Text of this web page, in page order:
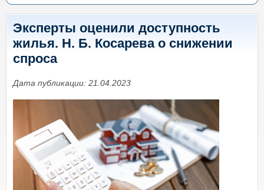
Эксперты оценили доступность
жилья. Н. Б. Косарева о снижении
спроса
Дата публикации: 21.04.2023